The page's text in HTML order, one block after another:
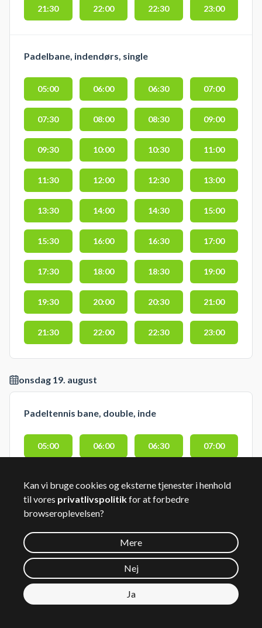
21:30 22:00 22:30 23:00
Padelbane, indendørs, single
05:00 06:00 06:30 07:00
07:30 08:00 08:30 09:00
09:30 10:00 10:30 11:00
11:30 12:00 12:30 13:00
13:30 14:00 14:30 15:00
15:30 16:00 16:30 17:00
17:30 18:00 18:30 19:00
19:30 20:00 20:30 21:00
21:30 22:00 22:30 23:00
onsdag 19. august
Padeltennis bane, double, inde
05:00 06:00 06:30 07:00
09:30 10:00
Kan vi bruge cookies og eksterne tjenester i henhold
til vores privatlivspolitikfor at forbedre
browseroplevelsen?
Mere
Nej
Ja